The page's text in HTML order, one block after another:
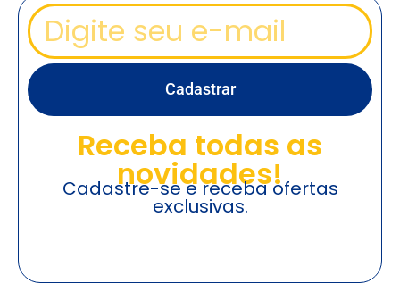
Cadastrar
Receba todas as
novidades!
Cadastre-se e receba ofertas
exclusivas.